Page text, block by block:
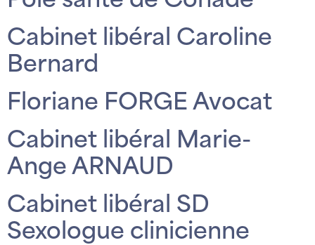
Cabinet libéral Caroline
Bernard
Floriane FORGE Avocat
Cabinet libéral Marie-
Ange ARNAUD
Cabinet libéral SD
Sexologue clinicienne